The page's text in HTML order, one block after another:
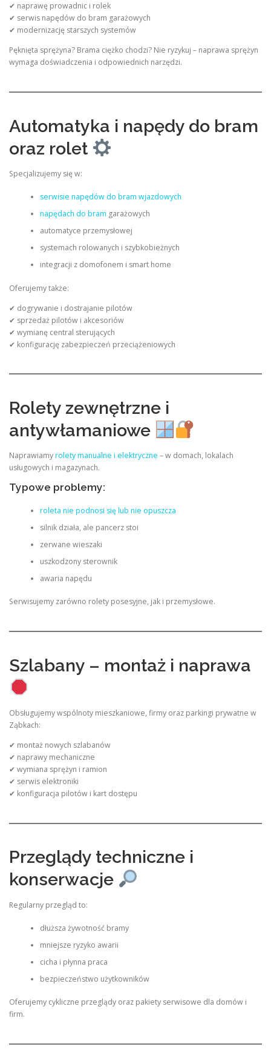
✔ naprawę prowadnic i rolek
✔ serwis napędów do bram garażowych
✔ modernizację starszych systemów
Pęknięta sprężyna? Brama ciężko chodzi? Nie ryzykuj – naprawa sprężyn
wymaga doświadczenia i odpowiednich narzędzi.
Automatyka i napędy do bram
oraz rolet
Specjalizujemy się w:
serwisie napędów do bram wjazdowych
napędach do bram garażowych
automatyce przemysłowej
systemach rolowanych i szybkobieżnych
integracji z domofonem i smart home
Oferujemy także:
✔ dogrywanie i dostrajanie pilotów
✔ sprzedaż pilotów i akcesoriów
✔ wymianę central sterujących
✔ konfigurację zabezpieczeń przeciążeniowych
Rolety zewnętrzne i
antywłamaniowe
Naprawiamyrolety manualne i elektryczne – w domach, lokalach
usługowych i magazynach.
Typowe problemy:
roleta nie podnosi się lub nie opuszcza
silnik działa, ale pancerz stoi
zerwane wieszaki
uszkodzony sterownik
awaria napędu
Serwisujemy zarówno rolety posesyjne, jak i przemysłowe.
Szlabany – montaż i naprawa
Obsługujemy wspólnoty mieszkaniowe, firmy oraz parkingi prywatne w
Ząbkach:
✔ montaż nowych szlabanów
✔ naprawy mechaniczne
✔ wymiana sprężyn i ramion
✔ serwis elektroniki
✔ konfiguracja pilotów i kart dostępu
Przeglądy techniczne i
konserwacje
Regularny przegląd to:
dłuższa żywotność bramy
mniejsze ryzyko awarii
cicha i płynna praca
bezpieczeństwo użytkowników
Oferujemy cykliczne przeglądy oraz pakiety serwisowe dla domów i
firm.